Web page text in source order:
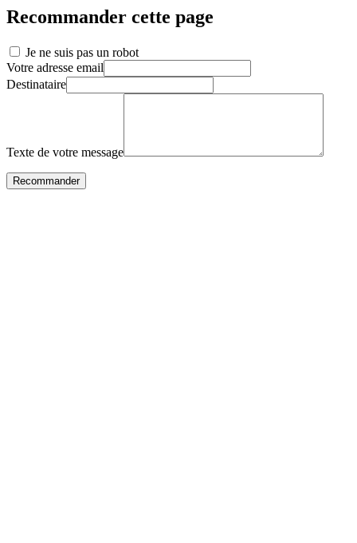
Recommander cette page
Je ne suis pas un robot
Votre adresse email
Destinataire
Texte de votre message